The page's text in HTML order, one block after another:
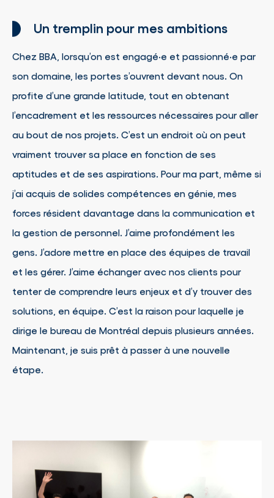
Un tremplin pour mes ambitions
Chez BBA, lorsqu’on est engagé·e et passionné·e par
son domaine, les portes s’ouvrent devant nous. On
profite d’une grande latitude, tout en obtenant
l’encadrement et les ressources nécessaires pour aller
au bout de nos projets. C’est un endroit où on peut
vraiment trouver sa place en fonction de ses
aptitudes et de ses aspirations. Pour ma part, même si
j’ai acquis de solides compétences en génie, mes
forces résident davantage dans la communication et
la gestion de personnel. J’aime profondément les
gens. J’adore mettre en place des équipes de travail
et les gérer. J’aime échanger avec nos clients pour
tenter de comprendre leurs enjeux et d’y trouver des
solutions, en équipe. C’est la raison pour laquelle je
dirige le bureau de Montréal depuis plusieurs années.
Maintenant, je suis prêt à passer à une nouvelle
étape.